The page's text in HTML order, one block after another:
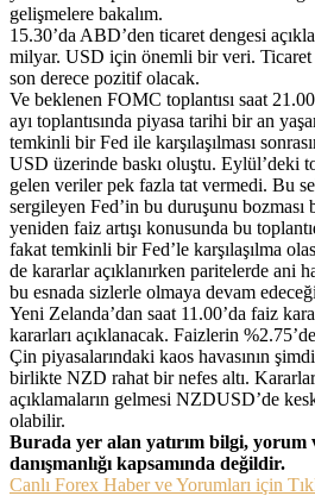
gelişmelere bakalım.
15.30’da ABD’den ticaret dengesi
milyar. USD için önemli bir veri. Ticaret
son derece pozitif olacak.
Ve beklenen FOMC toplantısı saat
ayı toplantısında piyasa tarihi bir an
temkinli bir Fed ile karşılaşılması
USD üzerinde baskı oluştu. Eylül’deki
gelen veriler pek fazla tat vermedi. Bu
sergileyen Fed’in bu duruşunu bozması
yeniden faiz artışı konusunda bu
fakat temkinli bir Fed’le karşılaşılma
de kararlar açıklanırken paritelerde ani
bu esnada sizlerle olmaya devam
Yeni Zelanda’dan saat 11.00’da faiz
kararları açıklanacak. Faizlerin
Çin piyasalarındaki kaos havasının
birlikte NZD rahat bir nefes altı.
açıklamaların gelmesi NZDUSD’de
olabilir.
Burada yer alan yatırım bilgi, yorum
danışmanlığı kapsamında değildir.
Canlı Forex Haber ve Yorumları için